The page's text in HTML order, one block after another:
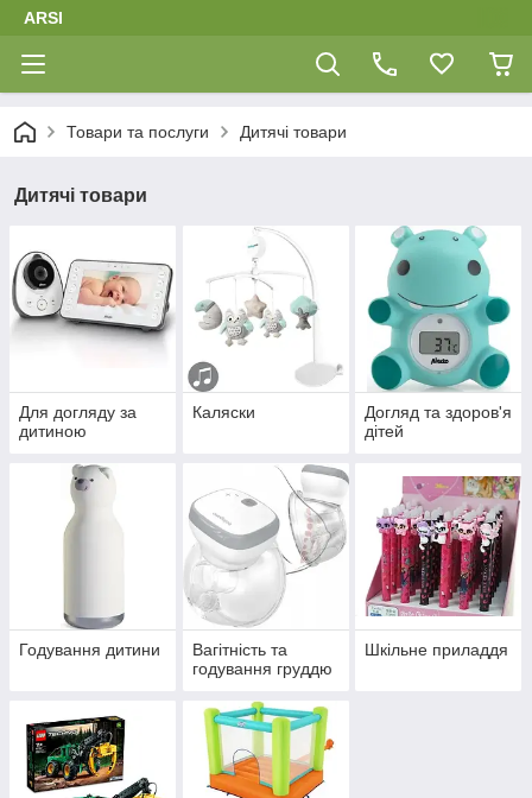
ARSI
Товари та послуги Дитячі товари
Дитячі товари
Для догляду за
дитиною
Каляски
Догляд та здоров'я
дітей
Годування дитини
Вагітність та
годування груддю
Шкільне приладдя